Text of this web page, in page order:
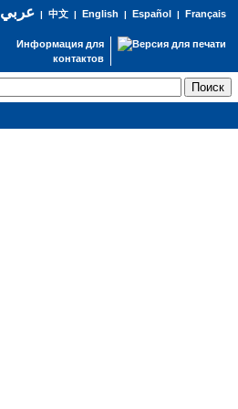
عربي| 中文| English | Español | Français